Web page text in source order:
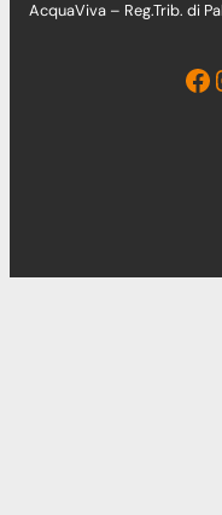
AcquaViva – Reg.Trib. di
Facebook